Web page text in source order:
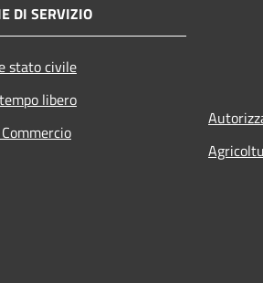
DI SERVIZIO
stato civile
libero